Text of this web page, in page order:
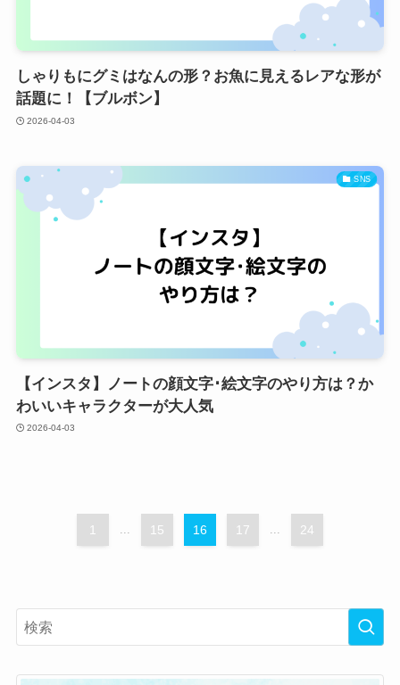
しゃりもにグミはなんの形？お魚に見えるレアな形が
話題に！【ブルボン】
2026-04-03
SNS
【インスタ】ノートの顔文字･絵文字のやり方は？か
わいいキャラクターが大人気
2026-04-03
1 15 16 17 24